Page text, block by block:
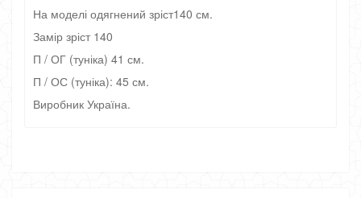
На моделі одягнений зріст140 см.
Замір зріст 140
П / ОГ (туніка) 41 см.
П / ОС (туніка): 45 см.
Виробник Україна.